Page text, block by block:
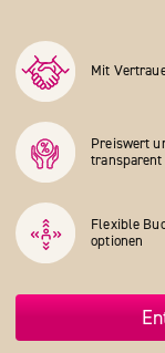
Mit
Preiswert
transparent
Flexible
optionen